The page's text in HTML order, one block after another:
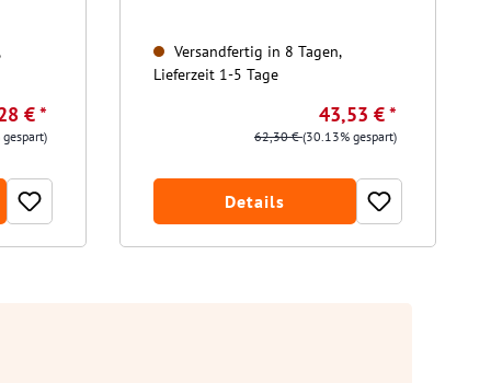
€ *
Versandfertig in 8 Tagen,
Lieferzeit 1-5 Tage
43,53 € *
62,30 €(30.13% gespart)
Details